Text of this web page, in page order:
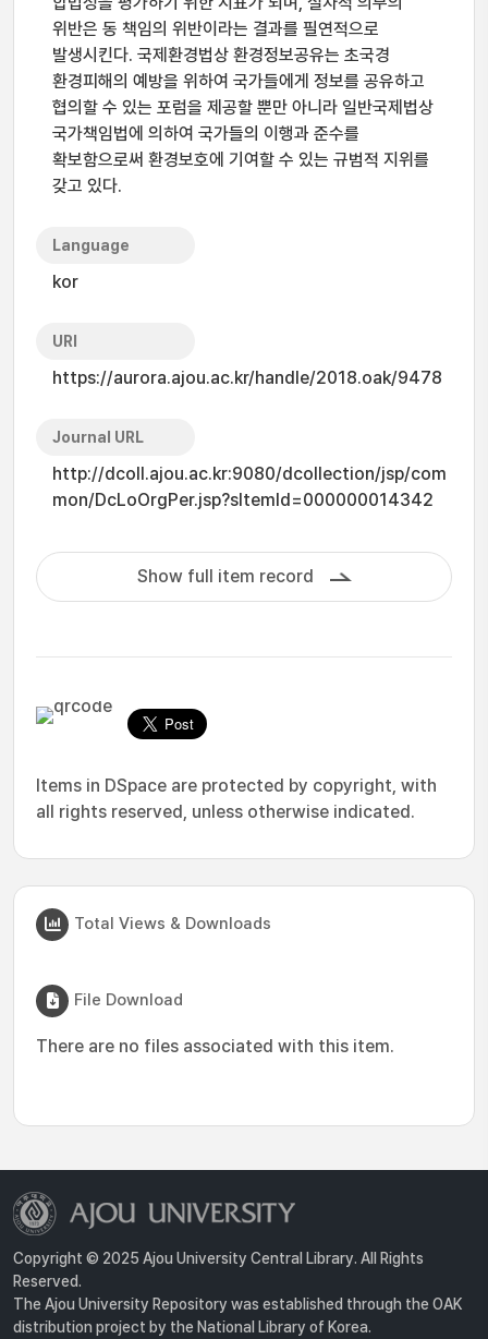
위반은 동 책임의 위반이라는 결과를 필연적으로
발생시킨다. 국제환경법상 환경정보공유는 초국경
환경피해의 예방을 위하여 국가들에게 정보를 공유하고
협의할 수 있는 포럼을 제공할 뿐만 아니라 일반국제법상
국가책임법에 의하여 국가들의 이행과 준수를
확보함으로써 환경보호에 기여할 수 있는 규범적 지위를
갖고 있다.
Language
kor
URI
https://aurora.ajou.ac.kr/handle/2018.oak/9478
Journal URL
http://dcoll.ajou.ac.kr:9080/dcollection/jsp/com
mon/DcLoOrgPer.jsp?sItemId=000000014342
Show full item record
Items in DSpace are protected by copyright, with
all rights reserved, unless otherwise indicated.
Total Views & Downloads
File Download
There are no files associated with this item.
Copyright © 2025 Ajou University Central Library. All Rights
Reserved.
The Ajou University Repository was established through the OAK
distribution project by the National Library of Korea.